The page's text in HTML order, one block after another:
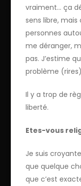
vraiment… ça
sens libre,
personnes
me déranger,
pas. J’estime
problème
Il y a trop de
liberté.
Etes-vous
Je suis
que quelque
que c’est